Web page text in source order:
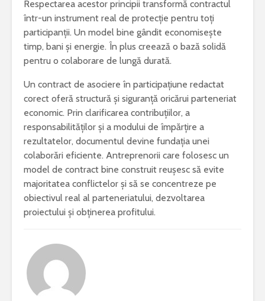
Respectarea acestor principii transformă contractul
într-un instrument real de protecție pentru toți
participanții. Un model bine gândit economisește
timp, bani și energie. În plus creează o bază solidă
pentru o colaborare de lungă durată.
Un contract de asociere în participațiune redactat
corect oferă structură și siguranță oricărui parteneriat
economic. Prin clarificarea contribuțiilor, a
responsabilităților și a modului de împărțire a
rezultatelor, documentul devine fundația unei
colaborări eficiente. Antreprenorii care folosesc un
model de contract bine construit reușesc să evite
majoritatea conflictelor și să se concentreze pe
obiectivul real al parteneriatului, dezvoltarea
proiectului și obținerea profitului.